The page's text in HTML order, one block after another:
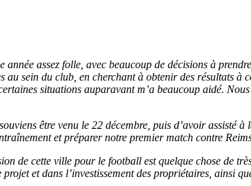
année assez folle, avec beaucoup de décisions à
sein du club, en cherchant à obtenir des résultats à
situations auparavant m’a beaucoup aidé.
être venu le 22 décembre, puis d’avoir assisté
et préparer notre premier match contre
de cette ville pour le football est quelque chose de
et dans l’investissement des propriétaires, ainsi